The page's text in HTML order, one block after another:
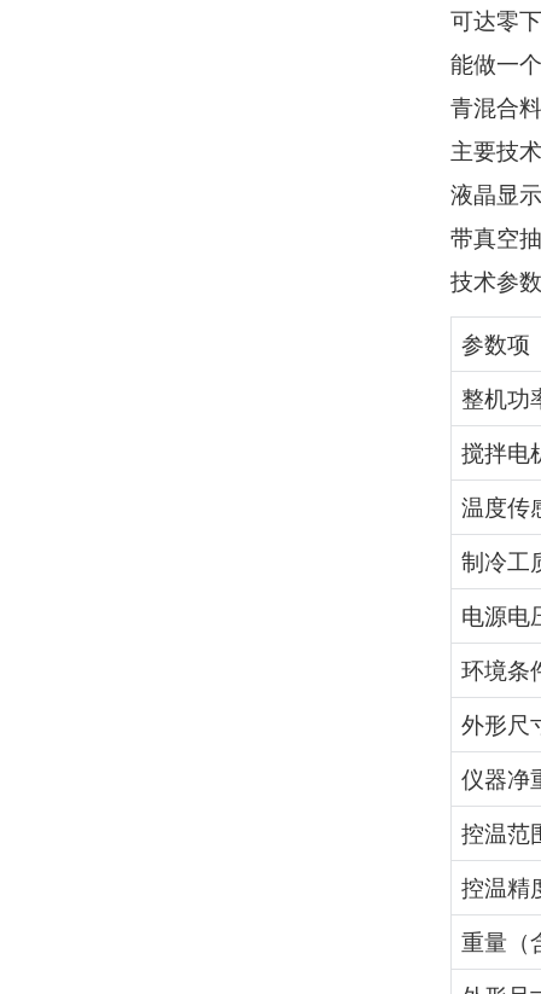
可达零
能做一
青混合
主要技
液晶显示
带真空
技术参数
参数项
整机功
搅拌电
温度传
制冷工
电源电
环境条
外形尺
仪器净
控温范
控温精
重量（